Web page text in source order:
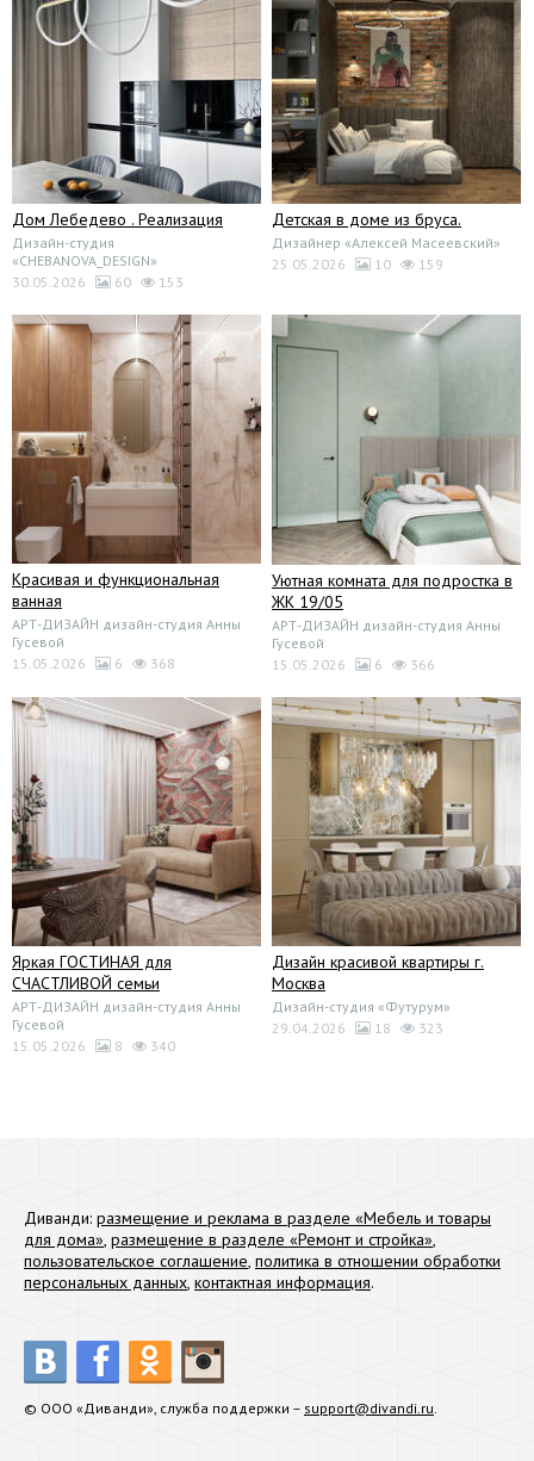
Дом Лебедево . Реализация
Дизайн-студия
«CHEBANOVA_DESIGN»
30.05.2026
60 153
Детская в доме из бруса.
Дизайнер «Алексей Масеевский»
25.05.2026
10 159
Красивая и функциональная
ванная
АРТ-ДИЗАЙН дизайн-студия Анны
Гусевой
15.05.2026
6 368
Уютная комната для подростка в
ЖК 19/05
АРТ-ДИЗАЙН дизайн-студия Анны
Гусевой
15.05.2026
6 366
Яркая ГОСТИНАЯ для
СЧАСТЛИВОЙ семьи
АРТ-ДИЗАЙН дизайн-студия Анны
Гусевой
15.05.2026
8 340
Дизайн красивой квартиры г.
Москва
Дизайн-студия «Футурум»
29.04.2026
18 323
Диванди: размещение и реклама в разделе «Мебель и товары
для дома», размещение в разделе «Ремонт и стройка»,
пользовательское соглашение, политика в отношении обработки
персональных данных, контактная информация.
© ООО «Диванди», служба поддержки – support@divandi.ru.